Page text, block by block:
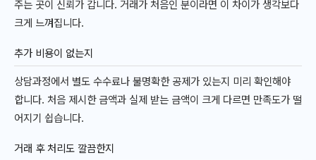
주는 곳이 신뢰가 갑니다. 거래가 처음인 분이라면 이 차이가 생각보다
크게 느껴집니다.
추가 비용이 없는지
상담과정에서 별도 수수료나 불명확한 공제가 있는지 미리 확인해야
합니다. 처음 제시한 금액과 실제 받는 금액이 크게 다르면 만족도가 떨
어지기 쉽습니다.
거래 후 처리도 깔끔한지